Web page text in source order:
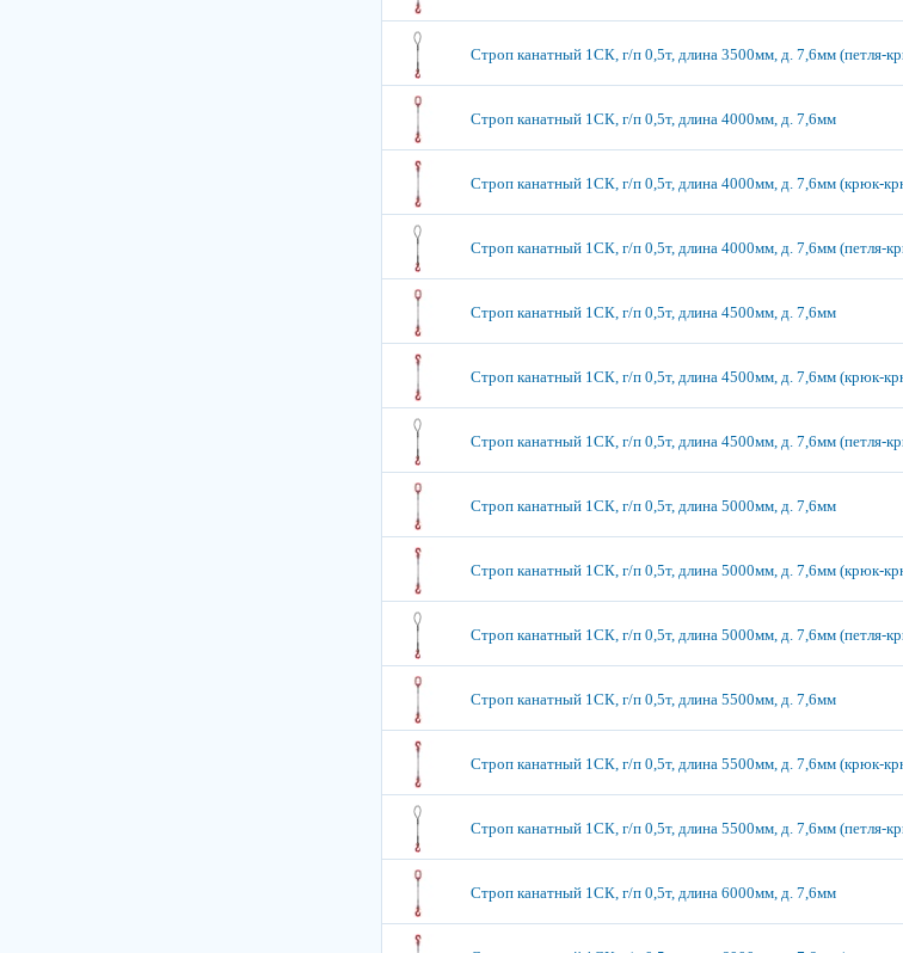
Строп канатный 1СК, г/п 0,5т, длина 3500мм, д. 7,6мм (петля-
Строп канатный 1СК, г/п 0,5т, длина 4000мм, д. 7,6мм
Строп канатный 1СК, г/п 0,5т, длина 4000мм, д. 7,6мм (крюк-
Строп канатный 1СК, г/п 0,5т, длина 4000мм, д. 7,6мм (петля-
Строп канатный 1СК, г/п 0,5т, длина 4500мм, д. 7,6мм
Строп канатный 1СК, г/п 0,5т, длина 4500мм, д. 7,6мм (крюк-
Строп канатный 1СК, г/п 0,5т, длина 4500мм, д. 7,6мм (петля-
Строп канатный 1СК, г/п 0,5т, длина 5000мм, д. 7,6мм
Строп канатный 1СК, г/п 0,5т, длина 5000мм, д. 7,6мм (крюк-
Строп канатный 1СК, г/п 0,5т, длина 5000мм, д. 7,6мм (петля-
Строп канатный 1СК, г/п 0,5т, длина 5500мм, д. 7,6мм
Строп канатный 1СК, г/п 0,5т, длина 5500мм, д. 7,6мм (крюк-
Строп канатный 1СК, г/п 0,5т, длина 5500мм, д. 7,6мм (петля-
Строп канатный 1СК, г/п 0,5т, длина 6000мм, д. 7,6мм